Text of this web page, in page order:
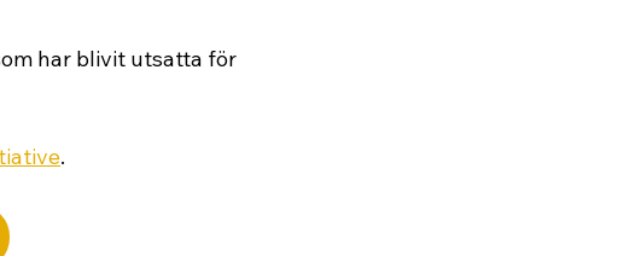
har blivit utsatta för
.